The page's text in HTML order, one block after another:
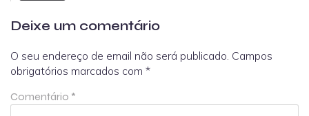
Deixe um comentário
O seu endereço de email não será publicado. Campos
obrigatórios marcados com *
Comentário *